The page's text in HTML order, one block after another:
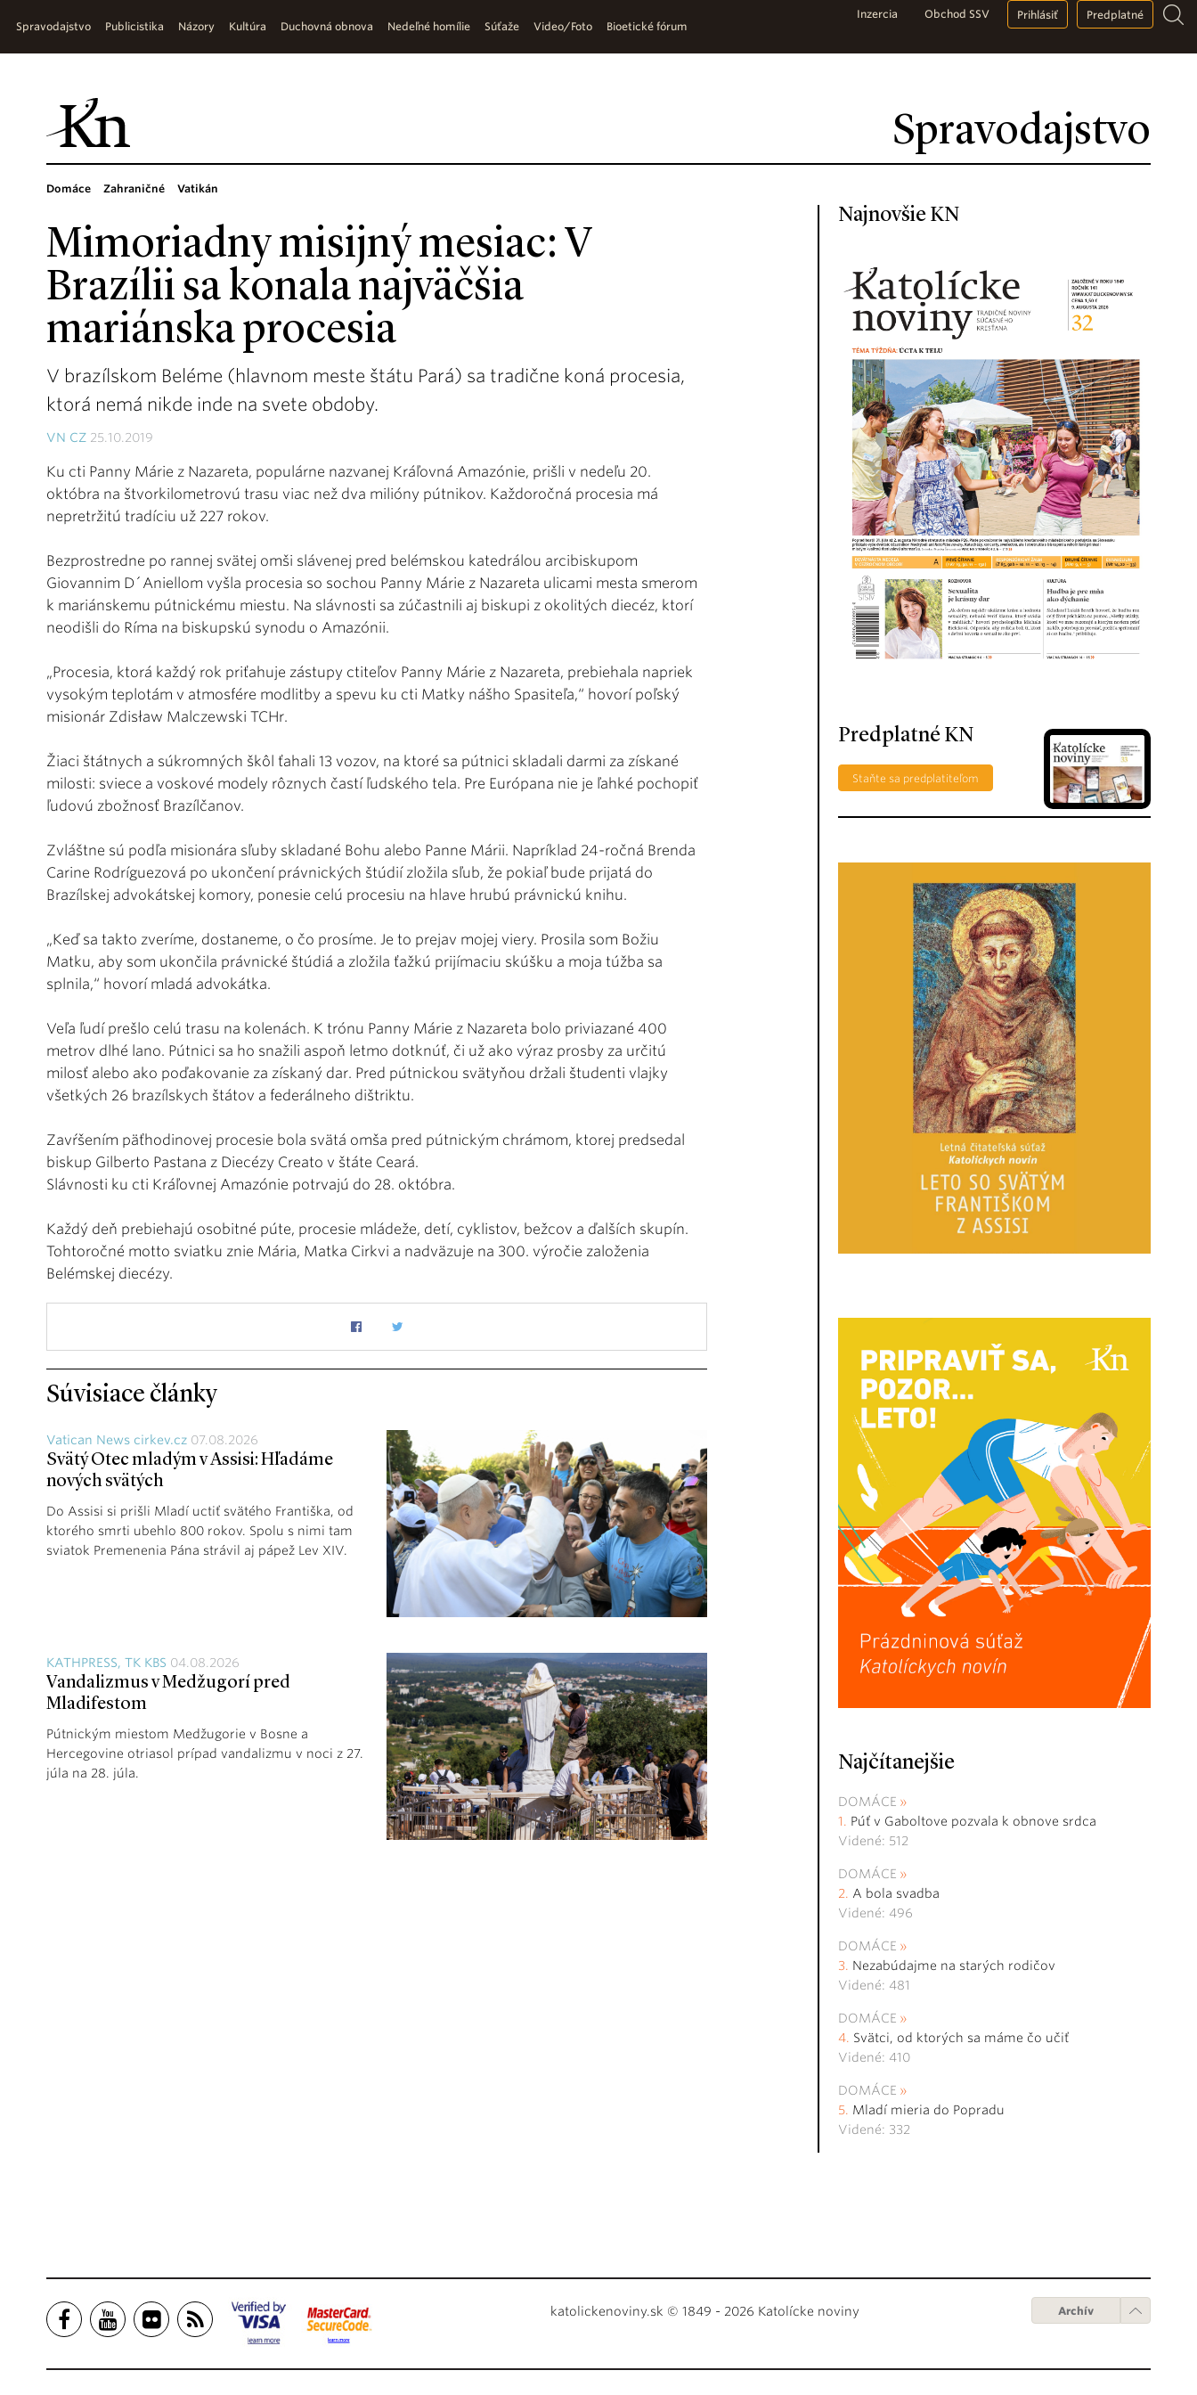
Spravodajstvo
Spravodajstvo Publicistika Názory Kultúra Duchovná obnova Nedeľné homílie Súťaže Video/Foto Bioetické fórum
Inzercia Obchod SSV Prihlásiť Predplatné
Domáce Zahraničné Vatikán
Mimoriadny misijný mesiac: V
Brazílii sa konala najväčšia
mariánska procesia
V brazílskom Beléme (hlavnom meste štátu Pará) sa tradične koná procesia,
ktorá nemá nikde inde na svete obdoby.
VN CZ 25.10.2019
Ku cti Panny Márie z Nazareta, populárne nazvanej Kráľovná Amazónie, prišli v nedeľu 20.
októbra na štvorkilometrovú trasu viac než dva milióny pútnikov. Každoročná procesia má
nepretržitú tradíciu už 227 rokov.
Bezprostredne po rannej svätej omši slávenej pred belémskou katedrálou arcibiskupom
Giovannim D´Aniellom vyšla procesia so sochou Panny Márie z Nazareta ulicami mesta smerom
k mariánskemu pútnickému miestu. Na slávnosti sa zúčastnili aj biskupi z okolitých diecéz, ktorí
neodišli do Ríma na biskupskú synodu o Amazónii.
„Procesia, ktorá každý rok priťahuje zástupy ctiteľov Panny Márie z Nazareta, prebiehala napriek
vysokým teplotám v atmosfére modlitby a spevu ku cti Matky nášho Spasiteľa,“ hovorí poľský
misionár Zdisław Malczewski TCHr.
Žiaci štátnych a súkromných škôl ťahali 13 vozov, na ktoré sa pútnici skladali darmi za získané
milosti: sviece a voskové modely rôznych častí ľudského tela. Pre Európana nie je ľahké pochopiť
ľudovú zbožnosť Brazílčanov.
Zvláštne sú podľa misionára sľuby skladané Bohu alebo Panne Márii. Napríklad 24-ročná Brenda
Carine Rodríguezová po ukončení právnických štúdií zložila sľub, že pokiaľ bude prijatá do
Brazílskej advokátskej komory, ponesie celú procesiu na hlave hrubú právnickú knihu.
„Keď sa takto zveríme, dostaneme, o čo prosíme. Je to prejav mojej viery. Prosila som Božiu
Matku, aby som ukončila právnické štúdiá a zložila ťažkú prijímaciu skúšku a moja túžba sa
splnila,“ hovorí mladá advokátka.
Veľa ľudí prešlo celú trasu na kolenách. K trónu Panny Márie z Nazareta bolo priviazané 400
metrov dlhé lano. Pútnici sa ho snažili aspoň letmo dotknúť, či už ako výraz prosby za určitú
milosť alebo ako poďakovanie za získaný dar. Pred pútnickou svätyňou držali študenti vlajky
všetkých 26 brazílskych štátov a federálneho dištriktu.
Zavŕšením päťhodinovej procesie bola svätá omša pred pútnickým chrámom, ktorej predsedal
biskup Gilberto Pastana z Diecézy Creato v štáte Ceará.
Slávnosti ku cti Kráľovnej Amazónie potrvajú do 28. októbra.
Každý deň prebiehajú osobitné púte, procesie mládeže, detí, cyklistov, bežcov a ďalších skupín.
Tohtoročné motto sviatku znie Mária, Matka Cirkvi a nadväzuje na 300. výročie založenia
Belémskej diecézy.
Súvisiace články
Vatican News cirkev.cz 07.08.2026
Svätý Otec mladým v Assisi: Hľadáme
nových svätých
Do Assisi si prišli Mladí uctiť svätého Františka, od
ktorého smrti ubehlo 800 rokov. Spolu s nimi tam
sviatok Premenenia Pána strávil aj pápež Lev XIV.
KATHPRESS, TK KBS 04.08.2026
Vandalizmus v Medžugorí pred
Mladifestom
Pútnickým miestom Medžugorie v Bosne a
Hercegovine otriasol prípad vandalizmu v noci z 27.
júla na 28. júla.
Najnovšie KN
Predplatné KN
Staňte sa predplatiteľom
Najčítanejšie
DOMÁCE
Púť v Gaboltove pozvala k obnove srdca
Videné: 512
DOMÁCE
A bola svadba
Videné: 496
DOMÁCE
Nezabúdajme na starých rodičov
Videné: 481
DOMÁCE
Svätci, od ktorých sa máme čo učiť
Videné: 410
DOMÁCE
Mladí mieria do Popradu
Videné: 332
katolickenoviny.sk © 1849 - 2026 Katolícke noviny Archív